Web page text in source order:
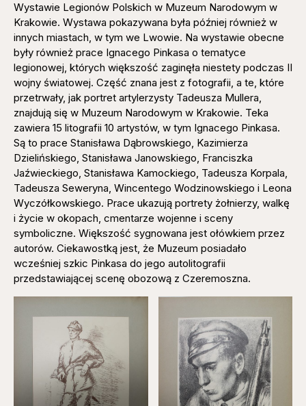
Wystawie Legionów Polskich w Muzeum Narodowym w
Krakowie. Wystawa pokazywana była później również w
innych miastach, w tym we Lwowie. Na wystawie obecne
były również prace Ignacego Pinkasa o tematyce
legionowej, których większość zaginęła niestety podczas II
wojny światowej. Część znana jest z fotografii, a te, które
przetrwały, jak portret artylerzysty Tadeusza Mullera,
znajdują się w Muzeum Narodowym w Krakowie. Teka
zawiera 15 litografii 10 artystów, w tym Ignacego Pinkasa.
Są to prace Stanisława Dąbrowskiego, Kazimierza
Dzielińskiego, Stanisława Janowskiego, Franciszka
Jaźwieckiego, Stanisława Kamockiego, Tadeusza Korpala,
Tadeusza Seweryna, Wincentego Wodzinowskiego i Leona
Wyczółkowskiego. Prace ukazują portrety żołnierzy, walkę
i życie w okopach, cmentarze wojenne i sceny
symboliczne. Większość sygnowana jest ołówkiem przez
autorów. Ciekawostką jest, że Muzeum posiadało
wcześniej szkic Pinkasa do jego autolitografii
przedstawiającej scenę obozową z Czeremoszna.